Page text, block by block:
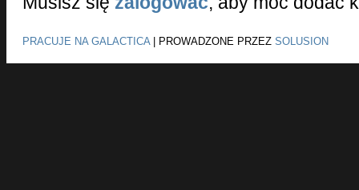
PRACUJE NA GALACTICA PROWADZONE PRZEZ SOLUSION